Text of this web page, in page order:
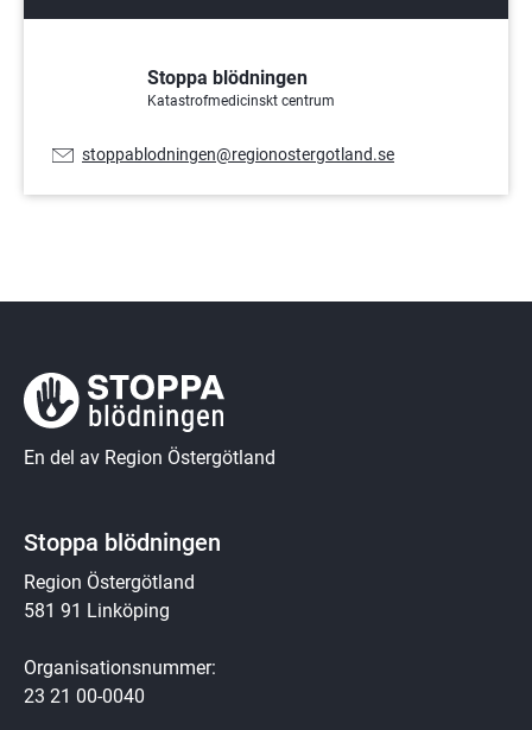
Stoppa blödningen
Katastrofmedicinskt centrum
E-
stoppablodningen@regionostergotland.se
En del av Region Östergötland
Stoppa blödningen
Region Östergötland
581 91 Linköping
Organisationsnummer:
23 21 00-0040